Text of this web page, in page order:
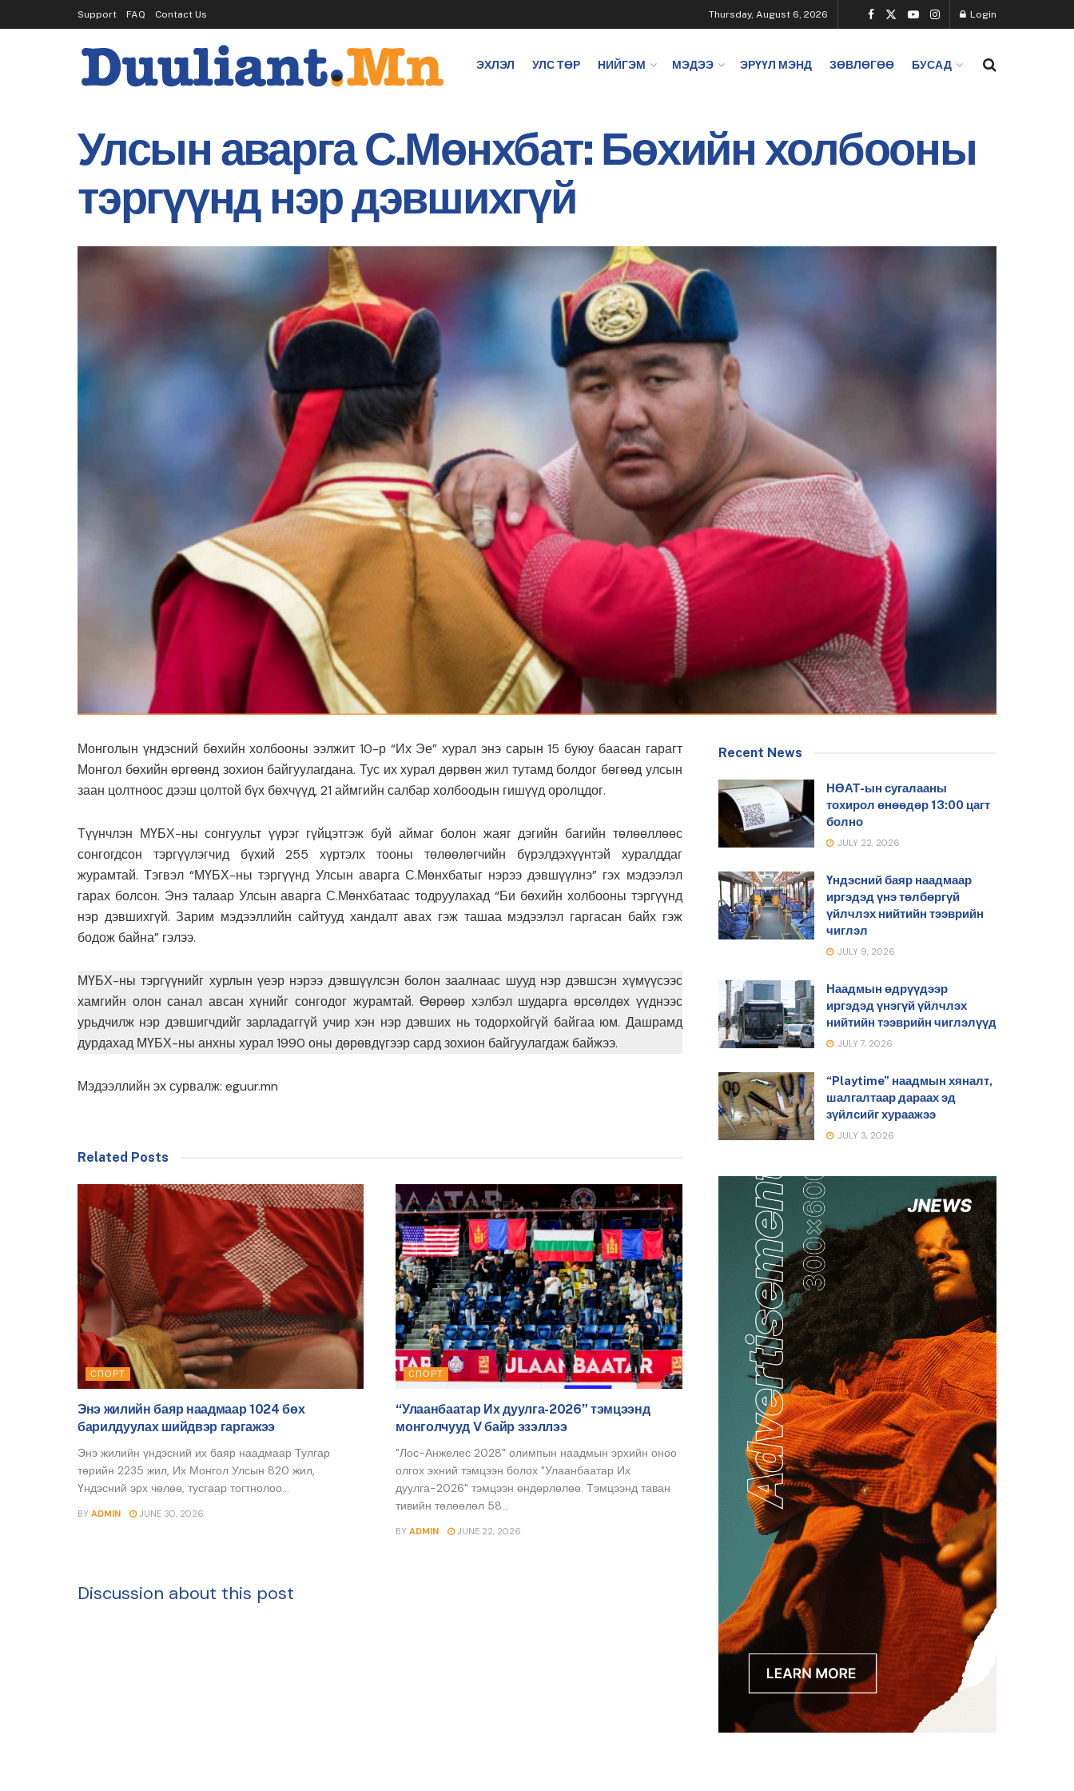
Support FAQ Contact Us Thursday, August 6, 2026 Login
ЭХЛЭЛ УЛС ТӨР НИЙГЭМ МЭДЭЭ ЭРҮҮЛ МЭНД ЗӨВЛӨГӨӨ БУСАД
Улсын аварга С.Мөнхбат: Бөхийн холбооны
тэргүүнд нэр дэвшихгүй
Монголын үндэсний бөхийн холбооны ээлжит 10-р “Их Эе” хурал энэ сарын 15 буюу баасан гарагт
Монгол бөхийн өргөөнд зохион байгуулагдана. Тус их хурал дөрвөн жил тутамд болдог бөгөөд улсын
заан цолтноос дээш цолтой бүх бөхчүүд, 21 аймгийн салбар холбоодын гишүүд оролцдог.
Түүнчлэн МҮБХ-ны сонгуульт үүрэг гүйцэтгэж буй аймаг болон жаяг дэгийн багийн төлөөллөөс
сонгогдсон тэргүүлэгчид бүхий 255 хүртэлх тооны төлөөлөгчийн бүрэлдэхүүнтэй хуралддаг
журамтай. Тэгвэл “МҮБХ-ны тэргүүнд Улсын аварга С.Мөнхбатыг нэрээ дэвшүүлнэ” гэх мэдээлэл
гарах болсон. Энэ талаар Улсын аварга С.Мөнхбатаас тодруулахад “Би бөхийн холбооны тэргүүнд
нэр дэвшихгүй. Зарим мэдээллийн сайтууд хандалт авах гэж ташаа мэдээлэл гаргасан байх гэж
бодож байна” гэлээ.
МҮБХ-ны тэргүүнийг хурлын үеэр нэрээ дэвшүүлсэн болон заалнаас шууд нэр дэвшсэн хүмүүсээс
хамгийн олон санал авсан хүнийг сонгодог журамтай. Өөрөөр хэлбэл шударга өрсөлдөх үүднээс
урьдчилж нэр дэвшигчдийг зарладаггүй учир хэн нэр дэвших нь тодорхойгүй байгаа юм. Дашрамд
дурдахад МҮБХ-ны анхны хурал 1990 оны дөрөвдүгээр сард зохион байгуулагдаж байжээ.
Мэдээллийн эх сурвалж: eguur.mn
Related Posts
СПОРТ
Энэ жилийн баяр наадмаар 1024 бөх
барилдуулах шийдвэр гаргажээ
Энэ жилийн үндэсний их баяр наадмаар Тулгар
төрийн 2235 жил, Их Монгол Улсын 820 жил,
Үндэсний эрх чөлөө, тусгаар тогтнолоо...
BY ADMIN JUNE 30, 2026
СПОРТ
“Улаанбаатар Их дуулга-2026” тэмцээнд
монголчууд V байр эзэллээ
"Лос-Анжелес 2028" олимпын наадмын эрхийн оноо
олгох эхний тэмцээн болох "Улаанбаатар Их
дуулга-2026" тэмцээн өндөрлөлөө. Тэмцээнд таван
тивийн төлөөлөл 58...
BY ADMIN JUNE 22, 2026
Discussion about this post
Recent News
НӨАТ-ын сугалааны
тохирол өнөөдөр 13:00 цагт
болно
JULY 22, 2026
Үндэсний баяр наадмаар
иргэдэд үнэ төлбөргүй
үйлчлэх нийтийн тээврийн
чиглэл
JULY 9, 2026
Наадмын өдрүүдээр
иргэдэд үнэгүй үйлчлэх
нийтийн тээврийн чиглэлүүд
JULY 7, 2026
“Playtime” наадмын хяналт,
шалгалтаар дараах эд
зүйлсийг хураажээ
JULY 3, 2026